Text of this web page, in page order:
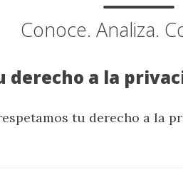
Conoce. Analiza.
derecho a la
tu derecho a la